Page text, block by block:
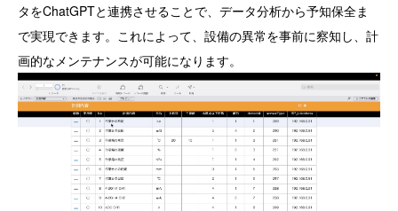
タをChatGPTと連携させることで、データ分析から予知保全ま
で実現できます。これによって、設備の異常を事前に察知し、計
画的なメンテナンスが可能になります。